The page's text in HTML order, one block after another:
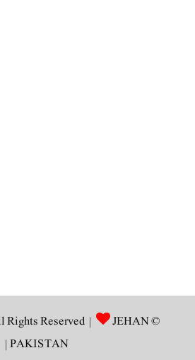
© Copyright 2026, All Rights Reserved |
JEHAN
PAKISTAN
|